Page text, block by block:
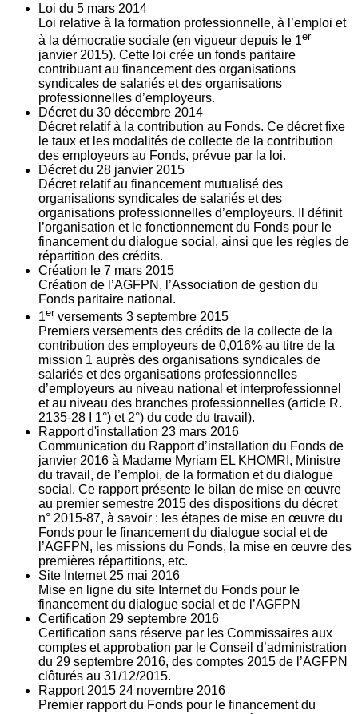
Loi du 5 mars 2014
Loi relative à la formation professionnelle, à l’emploi et
à la démocratie sociale (en vigueur depuis le 1er
janvier 2015). Cette loi crée un fonds paritaire
contribuant au financement des organisations
syndicales de salariés et des organisations
professionnelles d’employeurs.
Décret du 30 décembre 2014
Décret relatif à la contribution au Fonds. Ce décret fixe
le taux et les modalités de collecte de la contribution
des employeurs au Fonds, prévue par la loi.
Décret du 28 janvier 2015
Décret relatif au financement mutualisé des
organisations syndicales de salariés et des
organisations professionnelles d’employeurs. Il définit
l’organisation et le fonctionnement du Fonds pour le
financement du dialogue social, ainsi que les règles de
répartition des crédits.
Création le 7 mars 2015
Création de l’AGFPN, l’Association de gestion du
Fonds paritaire national.
1er versements 3 septembre 2015
Premiers versements des crédits de la collecte de la
contribution des employeurs de 0,016% au titre de la
mission 1 auprès des organisations syndicales de
salariés et des organisations professionnelles
d’employeurs au niveau national et interprofessionnel
et au niveau des branches professionnelles (article R.
2135‐28 I 1°) et 2°) du code du travail).
Rapport d'installation 23 mars 2016
Communication du Rapport d’installation du Fonds de
janvier 2016 à Madame Myriam EL KHOMRI, Ministre
du travail, de l’emploi, de la formation et du dialogue
social. Ce rapport présente le bilan de mise en œuvre
au premier semestre 2015 des dispositions du décret
n° 2015-87, à savoir : les étapes de mise en œuvre du
Fonds pour le financement du dialogue social et de
l’AGFPN, les missions du Fonds, la mise en œuvre des
premières répartitions, etc.
Site Internet 25 mai 2016
Mise en ligne du site Internet du Fonds pour le
financement du dialogue social et de l’AGFPN
Certification 29 septembre 2016
Certification sans réserve par les Commissaires aux
comptes et approbation par le Conseil d’administration
du 29 septembre 2016, des comptes 2015 de l’AGFPN
clôturés au 31/12/2015.
Rapport 2015 24 novembre 2016
Premier rapport du Fonds pour le financement du